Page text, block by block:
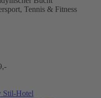
Tennis & Fitness
Stil-Hotel